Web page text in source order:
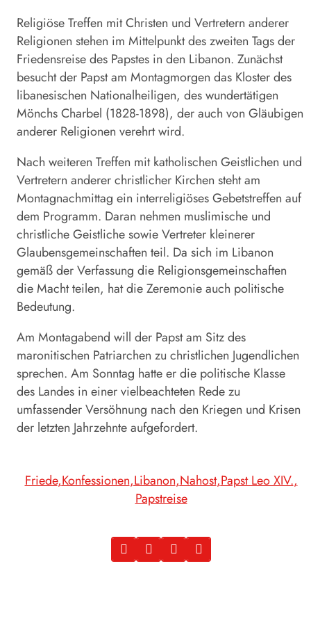
Religiöse Treffen mit Christen und Vertretern anderer
Religionen stehen im Mittelpunkt des zweiten Tags der
Friedensreise des Papstes in den Libanon. Zunächst
besucht der Papst am Montagmorgen das Kloster des
libanesischen Nationalheiligen, des wundertätigen
Mönchs Charbel (1828-1898), der auch von Gläubigen
anderer Religionen verehrt wird.
Nach weiteren Treffen mit katholischen Geistlichen und
Vertretern anderer christlicher Kirchen steht am
Montagnachmittag ein interreligiöses Gebetstreffen auf
dem Programm. Daran nehmen muslimische und
christliche Geistliche sowie Vertreter kleinerer
Glaubensgemeinschaften teil. Da sich im Libanon
gemäß der Verfassung die Religionsgemeinschaften
die Macht teilen, hat die Zeremonie auch politische
Bedeutung.
Am Montagabend will der Papst am Sitz des
maronitischen Patriarchen zu christlichen Jugendlichen
sprechen. Am Sonntag hatte er die politische Klasse
des Landes in einer vielbeachteten Rede zu
umfassender Versöhnung nach den Kriegen und Krisen
der letzten Jahrzehnte aufgefordert.
Friede Konfessionen Libanon Nahost Papst Leo XIV.
Papstreise